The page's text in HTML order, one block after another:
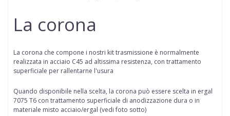
La corona
La corona che compone i nostri kit trasmissione è normalmente
realizzata in acciaio C45 ad altissima resistenza, con trattamento
superficiale per rallentarne l'usura
Quando disponibile nella scelta, la corona può essere scelta in ergal
7075 T6 con trattamento superficiale di anodizzazione dura o in
materiale misto acciaio/ergal (vedi foto sotto)